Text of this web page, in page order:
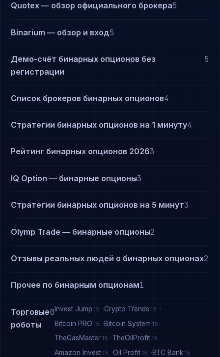
Quotex — обзор официального брокера5
Binarium — обзор и вход5
Демо-счёт бинарных опционов без
регистрации
5
Список брокеров бинарных опционов4
Стратегии бинарных опционов на 1 минуту4
Рейтинг бинарных опционов 20263
IQ Option — бинарные опционы3
Стратегии бинарных опционов на 5 минут3
Olymp Trade — бинарные опционы2
Отзывы реальных людей о бинарных опционах2
Прочее по бинарным опционам1
Торговые
роботы
0 Invest Jump 15 Crypto Trends 15
Bitcoin PRO 15 Bitcoin System 15
TheGasMaster 15 TheOilProfit 15
Amazon Invest 15 Oil Profit 15 BTC Bank 15